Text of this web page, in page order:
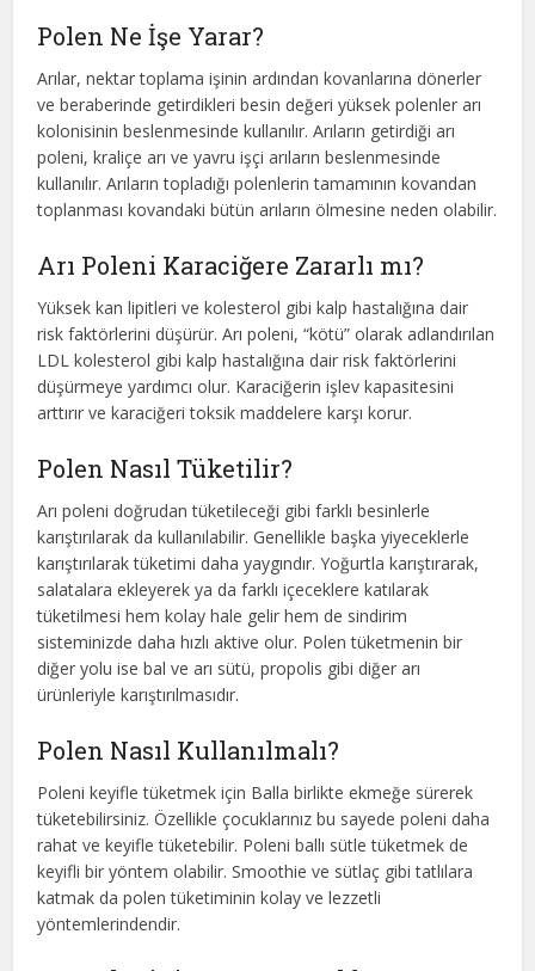
Polen Ne İşe Yarar?
Arılar, nektar toplama işinin ardından kovanlarına dönerler
ve beraberinde getirdikleri besin değeri yüksek polenler arı
kolonisinin beslenmesinde kullanılır. Arıların getirdiği arı
poleni, kraliçe arı ve yavru işçi arıların beslenmesinde
kullanılır. Arıların topladığı polenlerin tamamının kovandan
toplanması kovandaki bütün arıların ölmesine neden olabilir.
Arı Poleni Karaciğere Zararlı mı?
Yüksek kan lipitleri ve kolesterol gibi kalp hastalığına dair
risk faktörlerini düşürür. Arı poleni, “kötü” olarak adlandırılan
LDL kolesterol gibi kalp hastalığına dair risk faktörlerini
düşürmeye yardımcı olur. Karaciğerin işlev kapasitesini
arttırır ve karaciğeri toksik maddelere karşı korur.
Polen Nasıl Tüketilir?
Arı poleni doğrudan tüketileceği gibi farklı besinlerle
karıştırılarak da kullanılabilir. Genellikle başka yiyeceklerle
karıştırılarak tüketimi daha yaygındır. Yoğurtla karıştırarak,
salatalara ekleyerek ya da farklı içeceklere katılarak
tüketilmesi hem kolay hale gelir hem de sindirim
sisteminizde daha hızlı aktive olur. Polen tüketmenin bir
diğer yolu ise bal ve arı sütü, propolis gibi diğer arı
ürünleriyle karıştırılmasıdır.
Polen Nasıl Kullanılmalı?
Poleni keyifle tüketmek için Balla birlikte ekmeğe sürerek
tüketebilirsiniz. Özellikle çocuklarınız bu sayede poleni daha
rahat ve keyifle tüketebilir. Poleni ballı sütle tüketmek de
keyifli bir yöntem olabilir. Smoothie ve sütlaç gibi tatlılara
katmak da polen tüketiminin kolay ve lezzetli
yöntemlerindendir.